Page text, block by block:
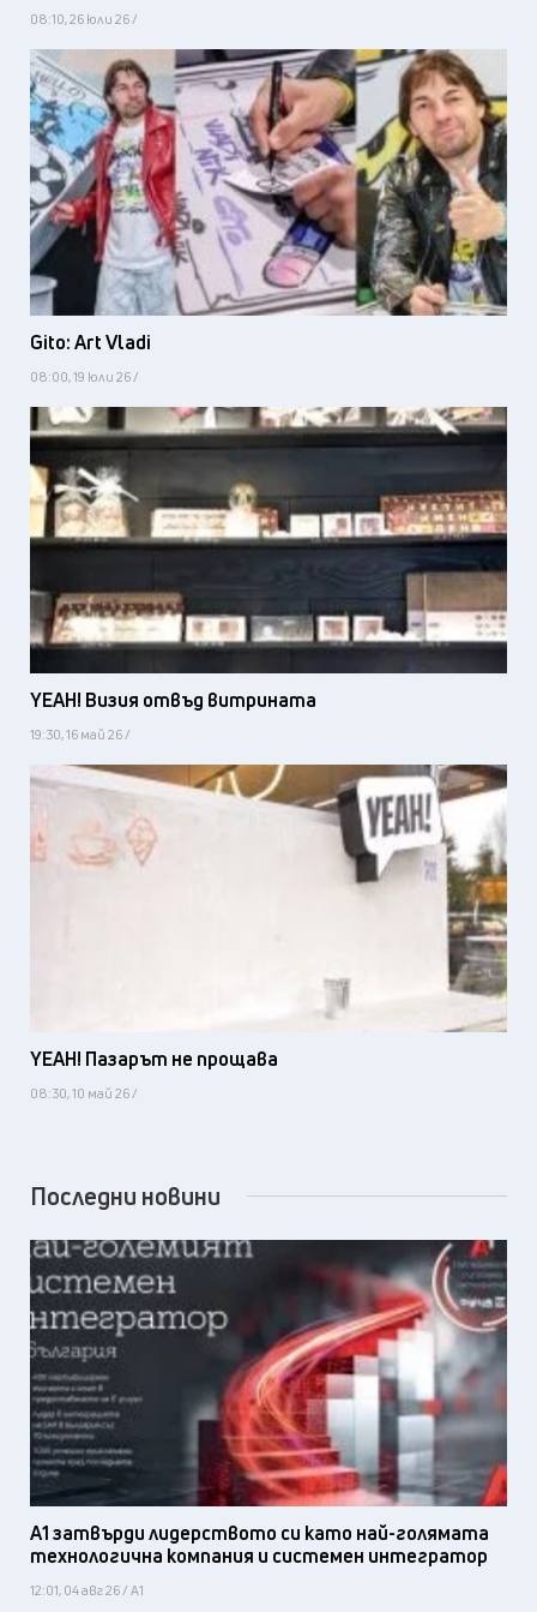
08:10, 26 юли 26 /
Gito: Art Vladi
08:00, 19 юли 26 /
YEAH! Визия отвъд витрината
19:30, 16 май 26 /
YEAH! Пазарът не прощава
08:30, 10 май 26 /
Последни новини
А1 затвърди лидерството си като най-голямата
технологична компания и системен интегратор
12:01, 04 авг 26 / А1